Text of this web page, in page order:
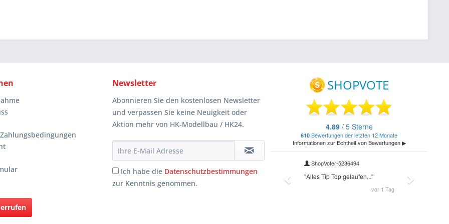
Newsletter
Abonnieren Sie den kostenlosen Newsletter
und verpassen Sie keine Neuigkeit oder
Aktion mehr von HK-Modellbau / HK24.
Ich habe die Datenschutzbestimmungen
zur Kenntnis genommen.